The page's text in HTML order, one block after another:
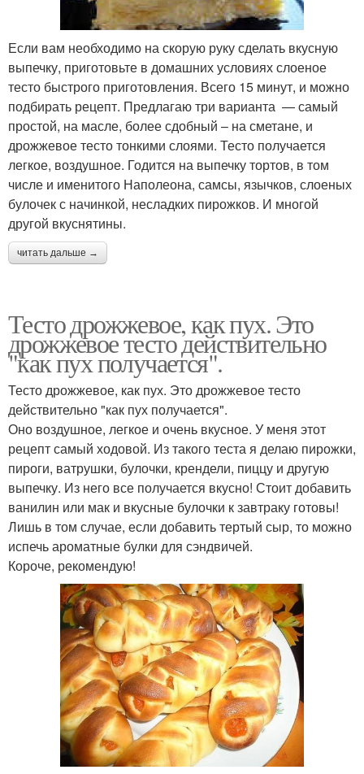
Если вам необходимо на скорую руку сделать вкусную
выпечку, приготовьте в домашних условиях слоеное
тесто быстрого приготовления. Всего 15 минут, и можно
подбирать рецепт. Предлагаю три варианта — самый
простой, на масле, более сдобный – на сметане, и
дрожжевое тесто тонкими слоями. Тесто получается
легкое, воздушное. Годится на выпечку тортов, в том
числе и именитого Наполеона, самсы, язычков, слоеных
булочек с начинкой, несладких пирожков. И многой
другой вкуснятины.
читать дальше →
Тесто дрожжевое, как пух. Это
дрожжевое тесто действительно
"как пух получается".
Тесто дрожжевое, как пух. Это дрожжевое тесто
действительно "как пух получается".
Оно воздушное, легкое и очень вкусное. У меня этот
рецепт самый ходовой. Из такого теста я делаю пирожки,
пироги, ватрушки, булочки, крендели, пиццу и другую
выпечку. Из него все получается вкусно! Стоит добавить
ванилин или мак и вкусные булочки к завтраку готовы!
Лишь в том случае, если добавить тертый сыр, то можно
испечь ароматные булки для сэндвичей.
Короче, рекомендую!